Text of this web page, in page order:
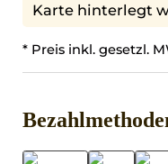
Karte hinterlegt
* Preis inkl. gesetzl.